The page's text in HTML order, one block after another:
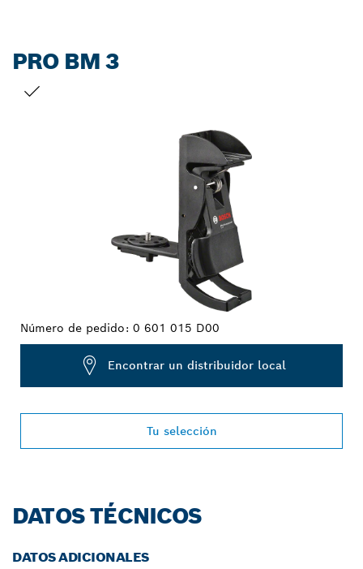
PRO BM 3
Número de pedido: 0 601 015 D00
Encontrar un distribuidor local
Tu selección
DATOS TÉCNICOS
DATOS ADICIONALES